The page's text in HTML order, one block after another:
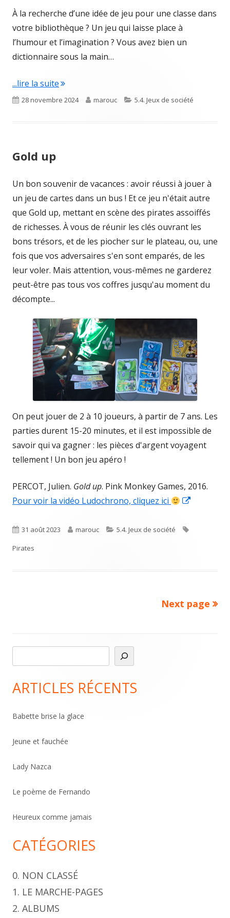
À la recherche d’une idée de jeu pour une classe dans
votre bibliothèque ? Un jeu qui laisse place à
l’humour et l’imagination ? Vous avez bien un
dictionnaire sous la main…
...lire la suite"Le jeu du dictionnaire"
Published
28 novembre 2024 Author
marouc Categories
5.4. Jeux de société
Gold up
Un bon souvenir de vacances : avoir réussi à jouer à
un jeu de cartes dans un bus ! Et ce jeu n'était autre
que Gold up, mettant en scène des pirates assoiffés
de richesses. À vous de réunir les clés ouvrant les
bons trésors, et de les piocher sur le plateau, ou, une
fois que vos adversaires s'en sont emparés, de les
leur voler. Mais attention, vous-mêmes ne garderez
peut-être pas tous vos coffres jusqu'au moment du
décompte...
On peut jouer de 2 à 10 joueurs, à partir de 7 ans. Les
parties durent 15-20 minutes, et il est impossible de
savoir qui va gagner : les pièces d'argent voyagent
tellement ! Un bon jeu apéro !
PERCOT, Julien. Gold up. Pink Monkey Games, 2016.
Pour voir la vidéo Ludochrono, cliquez ici
Published
on
31 août 2023 Author
marouc Categories
5.4. Jeux de société
Pirates
publications
Next page
Sidebar
e
h
c
e
ARTICLES RÉCENTS
Babette brise la glace
Jeune et fauchée
Lady Nazca
Le poème de Fernando
Heureux comme jamais
CATÉGORIES
0. NON CLASSÉ
1. LE MARCHE-PAGES
2. ALBUMS